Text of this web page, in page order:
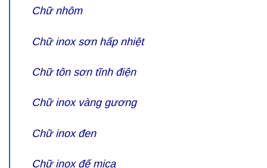
Chữ nhôm
Chữ inox sơn hấp nhiệt
Chữ tôn sơn tĩnh điện
Chữ inox vàng gương
Chữ inox đen
Chữ inox đế mica